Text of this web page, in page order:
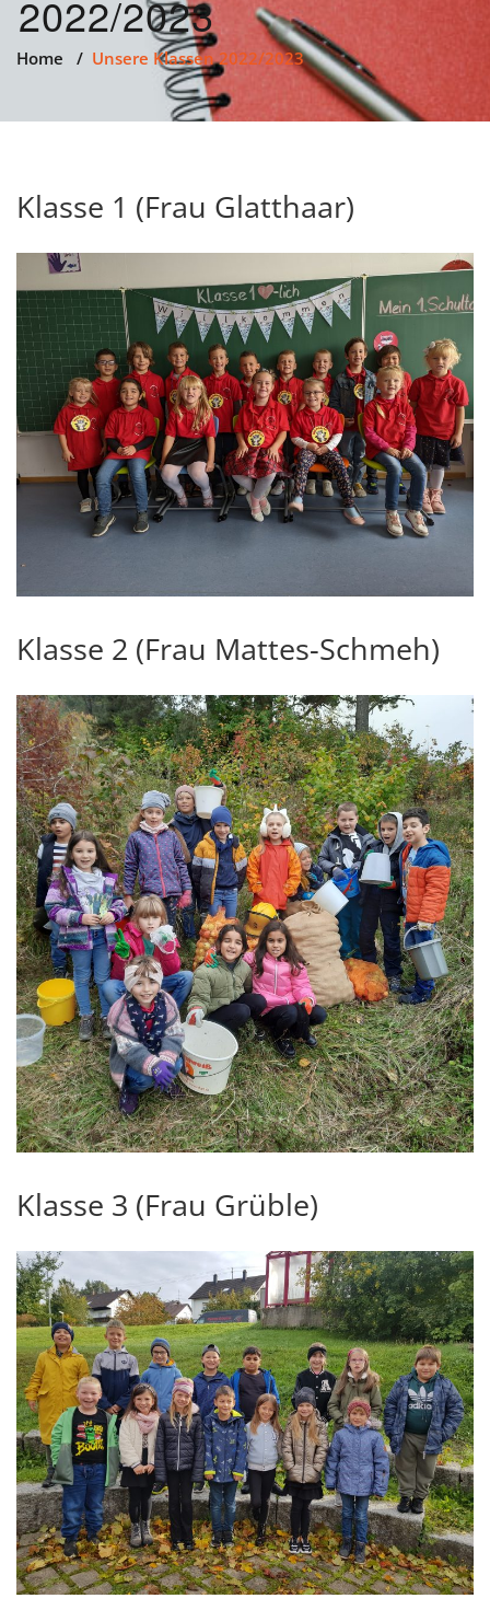
2022/2023
Home / Unsere Klassen 2022/2023
Klasse 1 (Frau Glatthaar)
Klasse 2 (Frau Mattes-Schmeh)
Klasse 3 (Frau Grüble)